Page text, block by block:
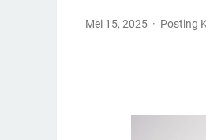
Mei 15, 2025 Posting